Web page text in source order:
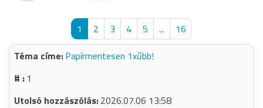
1 2 3 4 5 ...
16
Papírmentesen 1xűbb!
1
2026.07.06 13:58